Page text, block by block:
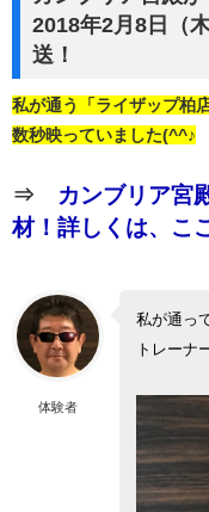
2018年2月8日（
送！
私が通う「ライザップ柏
数秒映っていました(^^♪
⇒ カンブリア宮
材！詳しくは、こ
体験者
私が通っ
トレーナ